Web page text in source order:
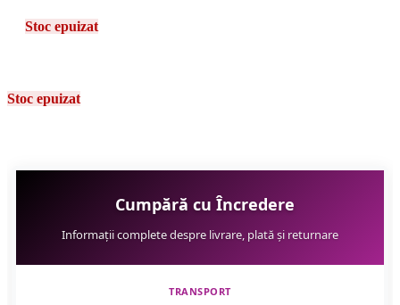
Stoc epuizat
Stoc epuizat
Cumpără cu Încredere
Informații complete despre livrare, plată și returnare
TRANSPORT